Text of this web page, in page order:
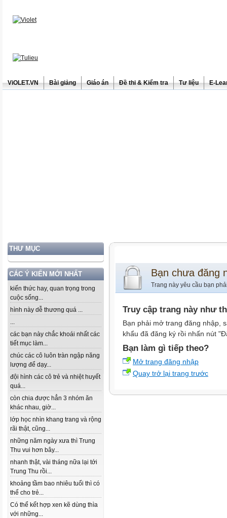
ViOLET.VN Bài giảng Giáo án Đề thi & Kiểm tra Tư liệu E-
THƯ MỤC
CÁC Ý KIẾN MỚI NHẤT
kiến thức hay, quan trọng trong
cuộc sống...
hình này dễ thương quá ...
...
các bạn này chắc khoái nhất các
tiết mục làm...
chúc các cô luôn tràn ngập năng
lượng để dạy...
đội hình các cô trẻ và nhiệt huyết
quá...
còn chia được hẳn 3 nhóm ăn
khác nhau, giờ...
lớp học nhìn khang trang và rộng
rãi thật, cũng...
những năm ngày xưa thì Trung
Thu vui hơn bây...
nhanh thật, vài tháng nữa lại tới
Trung Thu rồi...
khoảng tầm bao nhiêu tuổi thì có
thể cho trẻ...
Có thể kết hợp xen kẽ dùng thìa
với những...
Bạn chưa đăng
Trang này yêu cầu bạn
Truy cập trang này như
Bạn phải mở trang đăng nhập,
khẩu đã đăng ký rồi nhấn nút
Bạn làm gì tiếp theo?
Mở trang đăng nhập
Quay trở lại trang trước